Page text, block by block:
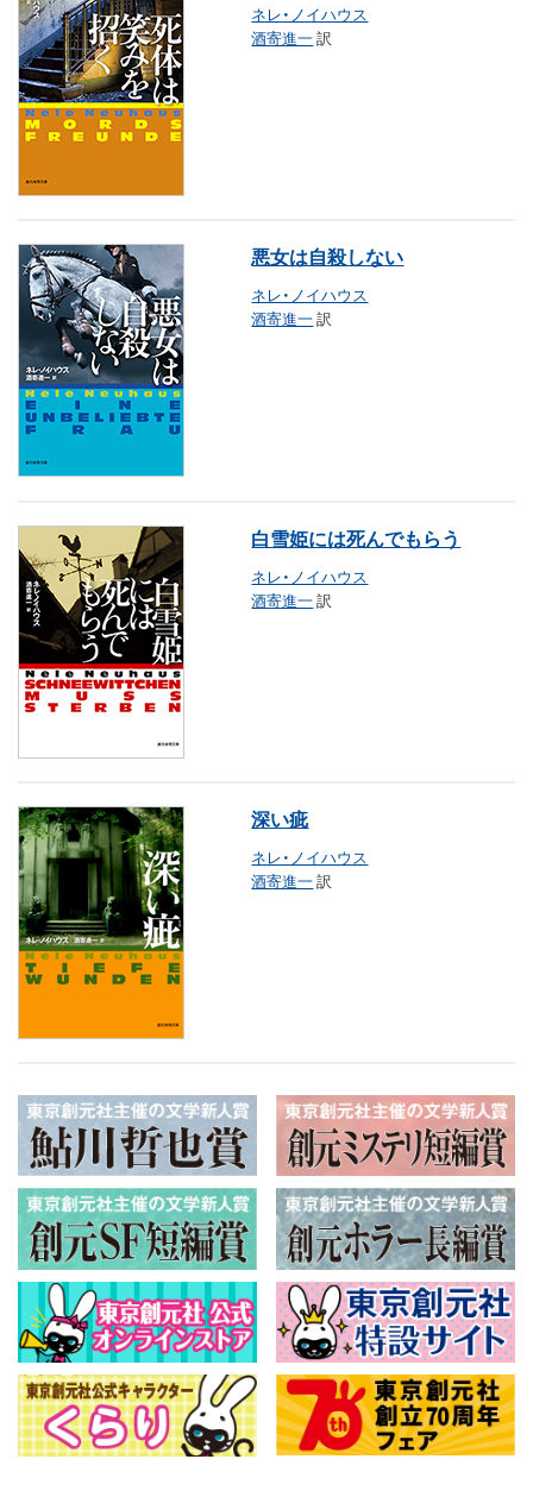
ネレ・ノイハウス
酒寄進一訳
悪女は自殺しない
ネレ・ノイハウス
酒寄進一訳
白雪姫には死んでもらう
ネレ・ノイハウス
酒寄進一訳
深い疵
ネレ・ノイハウス
酒寄進一訳